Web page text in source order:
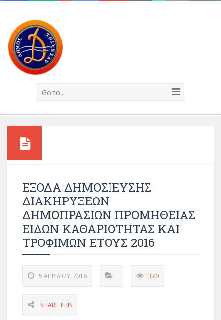
Go to...
ΕΞΟΔΑ ΔΗΜΟΣΙΕΥΣΗΣ
ΔΙΑΚΗΡΥΞΕΩΝ
ΔΗΜΟΠΡΑΣΙΩΝ ΠΡΟΜΗΘΕΙΑΣ
ΕΙΔΩΝ ΚΑΘΑΡΙΟΤΗΤΑΣ ΚΑΙ
ΤΡΟΦΙΜΩΝ ΕΤΟΥΣ 2016
5 ΑΠΡΙΛΊΟΥ, 2016 370
SHARE THIS